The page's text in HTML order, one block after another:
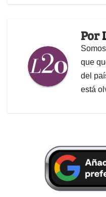
Por
que
del
está